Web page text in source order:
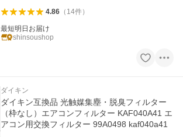
4.86（ 14件）
最短明日お届け
shinsoushop
ダイキン
ダイキン互換品 光触媒集塵・脱臭フィルター
（枠なし）エアコンフィルター KAF040A41 エ
アコン用交換フィルター 99A0498 kaf040a41